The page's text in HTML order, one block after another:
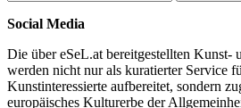
Social Media
Die über eSeL.at bereitgestellten Kunst-
werden nicht nur als kuratierter Service
Kunstinteressierte aufbereitet, sondern
europäisches Kulturerbe der